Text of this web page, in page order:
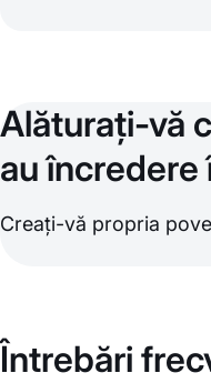
Alăturați-vă
au încredere
Creați-vă propria
Întrebări